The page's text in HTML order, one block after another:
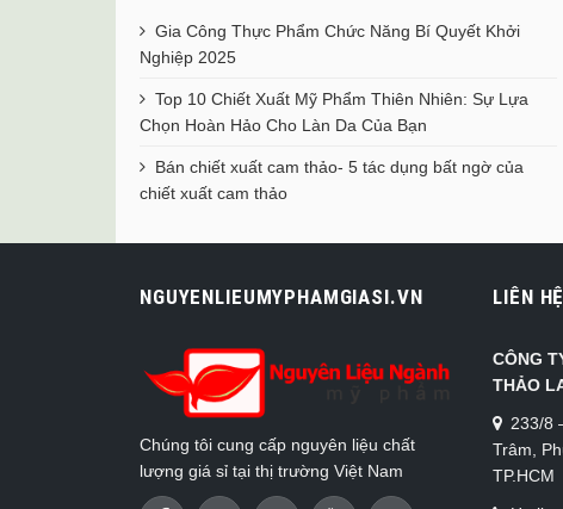
Gia Công Thực Phẩm Chức Năng Bí Quyết Khởi
Nghiệp 2025
Top 10 Chiết Xuất Mỹ Phẩm Thiên Nhiên: Sự Lựa
Chọn Hoàn Hảo Cho Làn Da Của Bạn
Bán chiết xuất cam thảo- 5 tác dụng bất ngờ của
chiết xuất cam thảo
NGUYENLIEUMYPHAMGIASI.VN
Chúng tôi cung cấp nguyên liệu chất
lượng giá sỉ tại thị trường Việt Nam
LIÊN HỆ
CÔNG
THẢO
233/8
Trâm,
TP.HCM